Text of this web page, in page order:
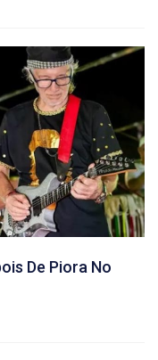
De Piora No